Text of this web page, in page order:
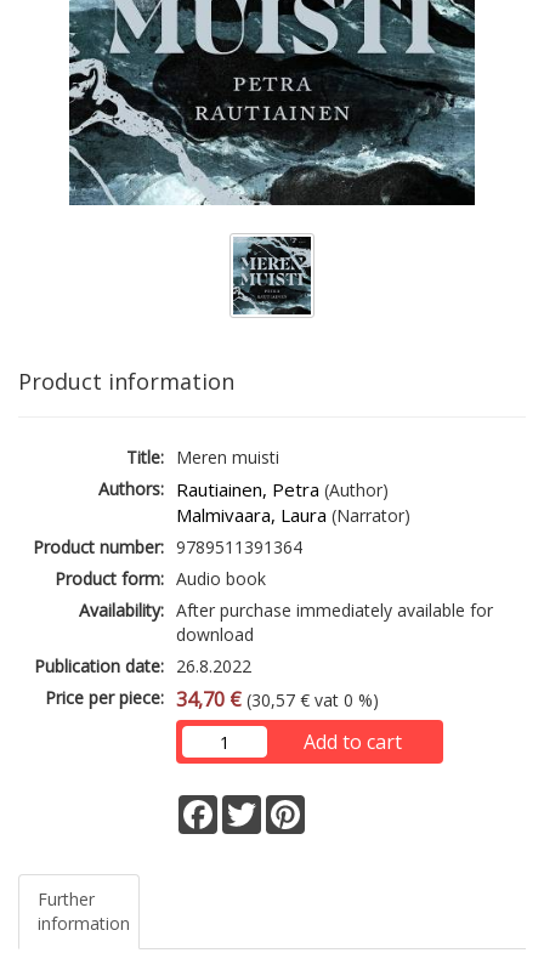
Product information
Title: Meren muisti
Authors: Rautiainen, Petra (Author)
Malmivaara, Laura (Narrator)
Product number: 9789511391364
Product form: Audio book
Availability: After purchase immediately available for
download
Publication date: 26.8.2022
Price per piece: 34,70 € (30,57 € vat 0 %)
Add to cart
Facebook
Twitter
Further
information